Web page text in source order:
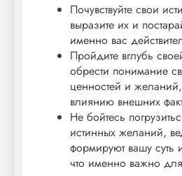
Почувствуйте свои
выразите их и
именно вас
Пройдите вглубь
обрести понимание
ценностей и
влиянию внешних
Не бойтесь
истинных желаний,
формируют вашу суть
что именно важно